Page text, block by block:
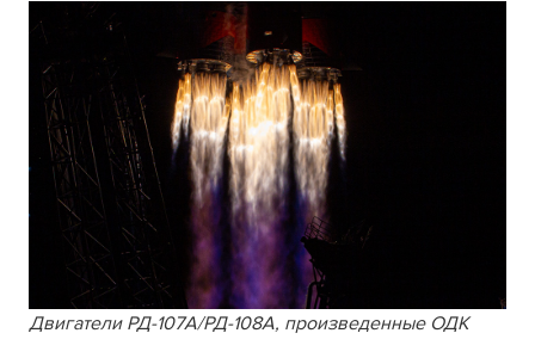
Двигатели РД-107А/РД-108А, произведенные ОДК